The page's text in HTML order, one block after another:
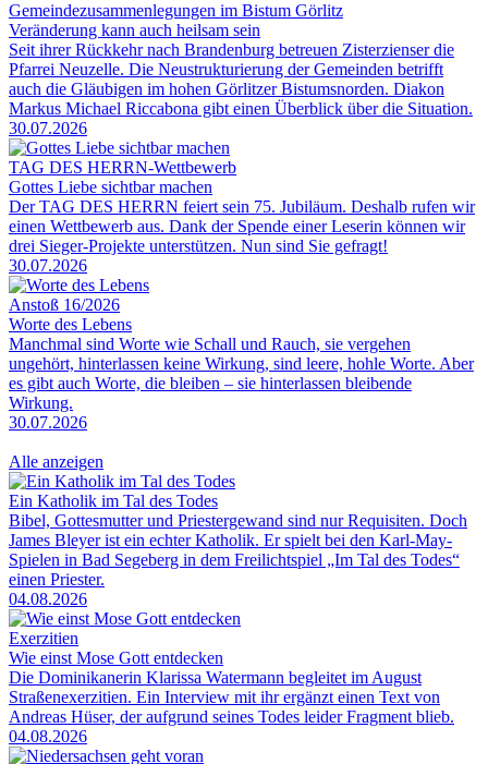
Gemeindezusammenlegungen im Bistum Görlitz
Veränderung kann auch heilsam sein
Seit ihrer Rückkehr nach Brandenburg betreuen Zisterzienser die
Pfarrei Neuzelle. Die Neustrukturierung der Gemeinden betrifft
auch die Gläubigen im hohen Görlitzer Bistumsnorden. Diakon
Markus Michael Riccabona gibt einen Überblick über die Situation.
30.07.2026
TAG DES HERRN-Wettbewerb
Gottes Liebe sichtbar machen
Der TAG DES HERRN feiert sein 75. Jubiläum. Deshalb rufen wir
einen Wettbewerb aus. Dank der Spende einer Leserin können wir
drei Sieger-Projekte unterstützen. Nun sind Sie gefragt!
30.07.2026
Anstoß 16/2026
Worte des Lebens
Manchmal sind Worte wie Schall und Rauch, sie vergehen
ungehört, hinterlassen keine Wirkung, sind leere, hohle Worte. Aber
es gibt auch Worte, die bleiben – sie hinterlassen bleibende
Wirkung.
30.07.2026
Alle anzeigen
Ein Katholik im Tal des Todes
Bibel, Gottesmutter und Priestergewand sind nur Requisiten. Doch
James Bleyer ist ein echter Katholik. Er spielt bei den Karl-May-
Spielen in Bad Segeberg in dem Freilichtspiel „Im Tal des Todes“
einen Priester.
04.08.2026
Exerzitien
Wie einst Mose Gott entdecken
Die Dominikanerin Klarissa Watermann begleitet im August
Straßenexerzitien. Ein Interview mit ihr ergänzt einen Text von
Andreas Hüser, der aufgrund seines Todes leider Fragment blieb.
04.08.2026